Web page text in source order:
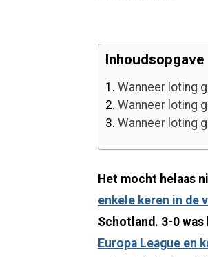
Inhoudsopgave
1. Wanneer loting
2. Wanneer loting
3. Wanneer loting
Het mocht helaas
enkele keren in de
Schotland. 3-0
Europa League en